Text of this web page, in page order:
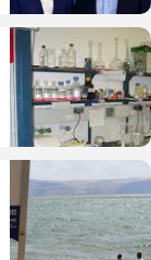
פוליטי
בריאות